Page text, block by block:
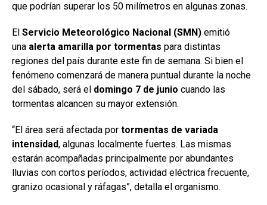
que podrían superar los 50 milímetros en algunas zonas.
El Servicio Meteorológico Nacional (SMN) emitió
una alerta amarilla por tormentas para distintas
regiones del país durante este fin de semana. Si bien el
fenómeno comenzará de manera puntual durante la noche
del sábado, será el domingo 7 de junio cuando las
tormentas alcancen su mayor extensión.
“El área será afectada por tormentas de variada
intensidad, algunas localmente fuertes. Las mismas
estarán acompañadas principalmente por abundantes
lluvias con cortos períodos, actividad eléctrica frecuente,
granizo ocasional y ráfagas”, detalla el organismo.